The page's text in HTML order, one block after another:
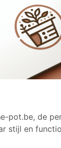
pot.be, de
stijl en